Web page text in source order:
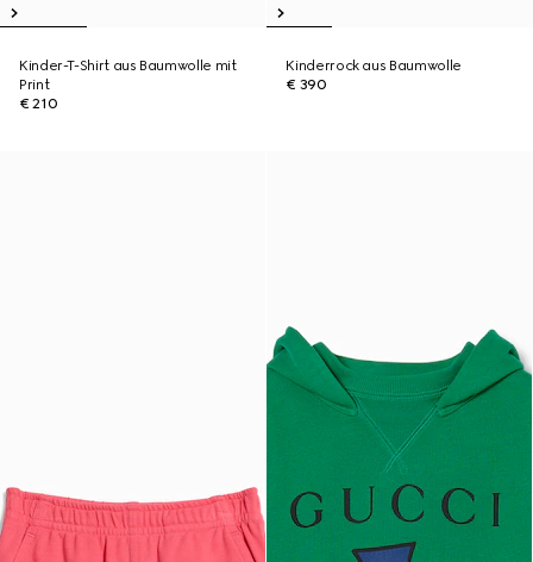
Kinder-T-Shirt aus Baumwolle mit
Print
€ 210
Kinderrock aus Baumwolle
€ 390